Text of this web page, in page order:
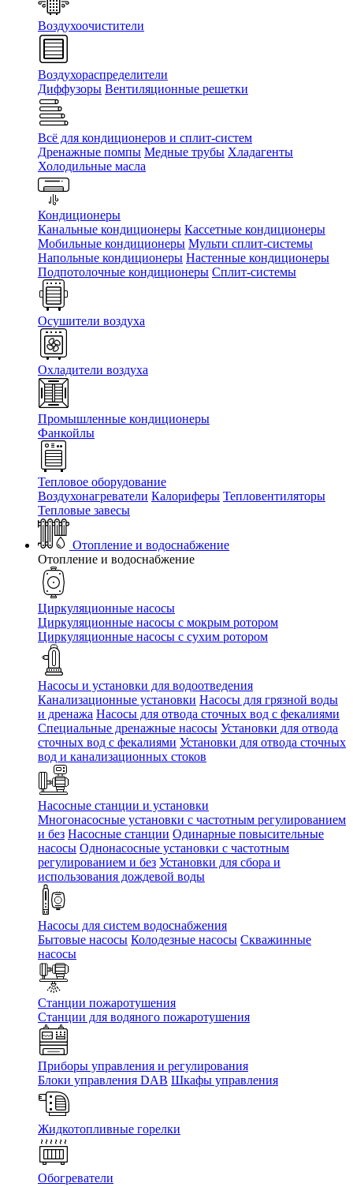
Воздухоочистители
Воздухораспределители
Диффузоры Вентиляционные решетки
Всё для кондиционеров и сплит-систем
Дренажные помпы Медные трубы Хладагенты
Холодильные масла
Кондиционеры
Канальные кондиционеры Кассетные кондиционеры
Мобильные кондиционеры Мульти сплит-системы
Напольные кондиционеры Настенные кондиционеры
Подпотолочные кондиционеры Сплит-системы
Осушители воздуха
Охладители воздуха
Промышленные кондиционеры
Фанкойлы
Тепловое оборудование
Воздухонагреватели Калориферы Тепловентиляторы
Тепловые завесы
Отопление и водоснабжение
Отопление и водоснабжение
Циркуляционные насосы
Циркуляционные насосы с мокрым ротором
Циркуляционные насосы с сухим ротором
Насосы и установки для водоотведения
Канализационные установки Насосы для грязной воды
и дренажа Насосы для отвода сточных вод c фекалиями
Специальные дренажные насосы Установки для отвода
сточных вод c фекалиями Установки для отвода сточных
вод и канализационных стоков
Насосные станции и установки
Многонасосные установки с частотным регулированием
и без Насосные станции Одинарные повысительные
насосы Однонасосные установки с частотным
регулированием и без Установки для сбора и
использования дождевой воды
Насосы для систем водоснабжения
Бытовые насосы Колодезные насосы Скважинные
насосы
Станции пожаротушения
Станции для водяного пожаротушения
Приборы управления и регулирования
Блоки управления DAB Шкафы управления
Жидкотопливные горелки
Обогреватели